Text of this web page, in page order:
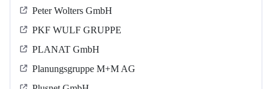
Peter Wolters GmbH
PKF WULF GRUPPE
PLANAT GmbH
Planungsgruppe M+M AG